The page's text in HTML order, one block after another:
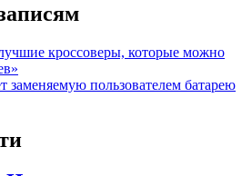
кроссоверы, которые можно
заменяемую пользователем батарею